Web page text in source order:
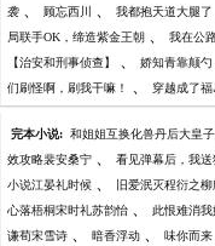
袭 、 顾忘西川 、 我都抱天道大腿
局联手OK，缔造紫金王朝 、 我在公
【治安和刑事侦查】 、 娇知青靠颠
们刷怪啊，刷我干嘛！ 、 穿越成了
完本小说: 和姐姐互换化兽丹后大皇
效攻略裴安桑宁 、 看见弹幕后，我
小说江晏礼时候 、 旧爱泯灭程衍之柳
心落梧桐宋时礼苏韵怡 、 此恨难消我
谦荀宋雪诗 、 暗香浮动 、 味你而来